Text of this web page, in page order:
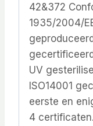
42&372
1935/2004/
UV
ISO14001
eerste en
4